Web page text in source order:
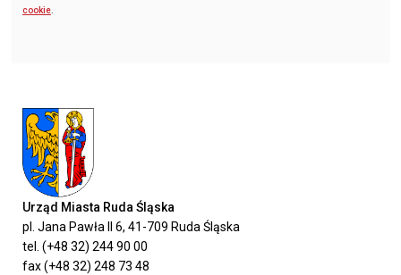
cookie.
Urząd Miasta Ruda Śląska
pl. Jana Pawła II 6, 41-709 Ruda Śląska
tel. (+48 32) 244 90 00
fax (+48 32) 248 73 48